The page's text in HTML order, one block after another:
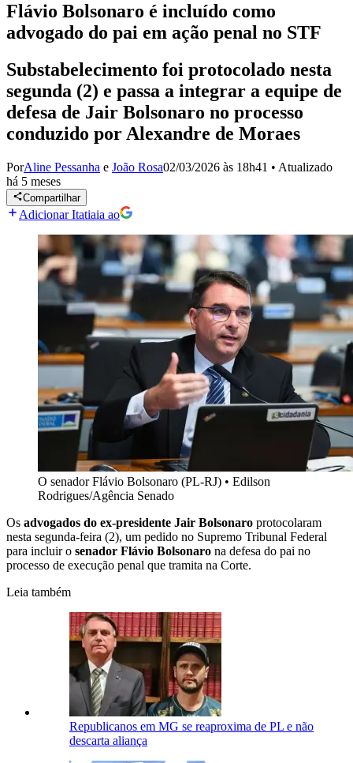
Flávio Bolsonaro é incluído como
advogado do pai em ação penal no STF
Substabelecimento foi protocolado nesta
segunda (2) e passa a integrar a equipe de
defesa de Jair Bolsonaro no processo
conduzido por Alexandre de Moraes
PorAline Pessanha e João Rosa02/03/2026 às 18h41 • Atualizado
há 5 meses
Compartilhar
Adicionar Itatiaia ao
O senador Flávio Bolsonaro (PL-RJ) • Edilson
Rodrigues/Agência Senado
Os advogados do ex-presidente Jair Bolsonaro protocolaram
nesta segunda-feira (2), um pedido no Supremo Tribunal Federal
para incluir o senador Flávio Bolsonaro na defesa do pai no
processo de execução penal que tramita na Corte.
Leia também
Republicanos em MG se reaproxima de PL e não
descarta aliança